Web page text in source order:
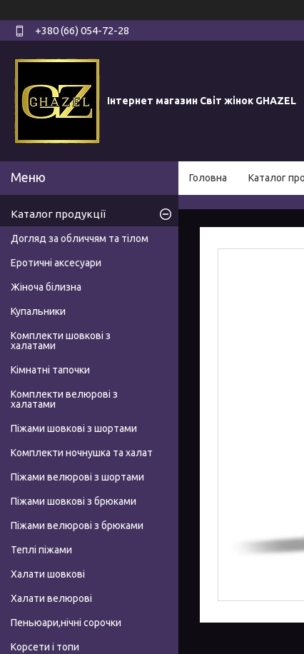
+380 (66) 054-72-28
Інтернет магазин Світ жінок GHAZEL
Головна Каталог
Каталог продукції
Догляд за обличчям та тілом
Еротичні аксесуари
Жіноча білизна
Купальники
Комплекти шовкові з
халатами
Кімнатні тапочки
Комплекти велюрові з
халатами
Піжами шовкові з шортами
Комплекти ночнушка та халат
Піжами велюрові з шортами
Піжами шовкові з брюками
Піжами велюрові з брюками
Теплі піжами
Халати шовкові
Халати велюрові
Пеньюари,нічні сорочки
Корсети і топи